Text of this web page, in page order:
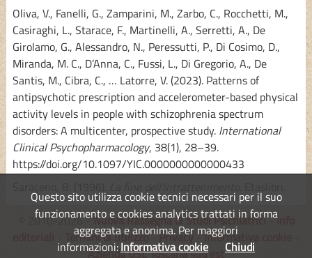
Oliva, V., Fanelli, G., Zamparini, M., Zarbo, C., Rocchetti, M.,
Casiraghi, L., Starace, F., Martinelli, A., Serretti, A., De
Girolamo, G., Alessandro, N., Peressutti, P., Di Cosimo, D.,
Miranda, M. C., D’Anna, C., Fussi, L., Di Gregorio, A., De
Santis, M., Cibra, C., … Latorre, V. (2023). Patterns of
antipsychotic prescription and accelerometer-based physical
activity levels in people with schizophrenia spectrum
disorders: A multicenter, prospective study. International
Clinical Psychopharmacology, 38(1), 28–39.
https://doi.org/10.1097/YIC.0000000000000433
© 2010-2026 -Nuova Rassegna di Studi Psichiatrici-Info
Termini di utilizzo-Privacy -Informativa cookie
Azienda USL Toscana sud est
Questo sito utilizza cookie tecnici necessari per il suo
funzionamento e cookies analytics trattati in forma
aggregata e anonima. Per maggiori
informazioni:Informativa cookie Chiudi